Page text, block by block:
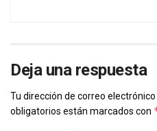
Deja una respuesta
Tu dirección de correo electrónico
obligatorios están marcados con